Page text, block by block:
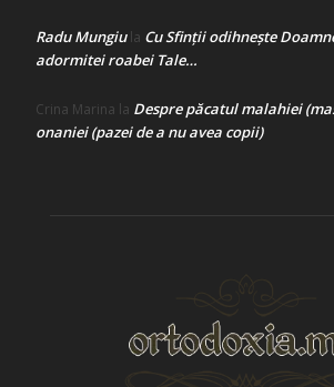
Radu Mungiula Cu Sfinții odihnește
adormitei roabei Tale…
Crina Marina la Despre păcatul malahiei
onaniei (pazei de a nu avea copii)